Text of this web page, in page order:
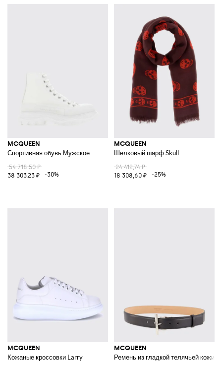
MCQUEEN
Спортивная обувь Мужское
54 718,50 ₽
38 303,23 ₽
-30%
MCQUEEN
Шелковый шарф Skull
24 412,74 ₽
18 308,60 ₽
-25%
MCQUEEN
Кожаные кроссовки Larry
MCQUEEN
Ремень из гладкой телячьей кожи